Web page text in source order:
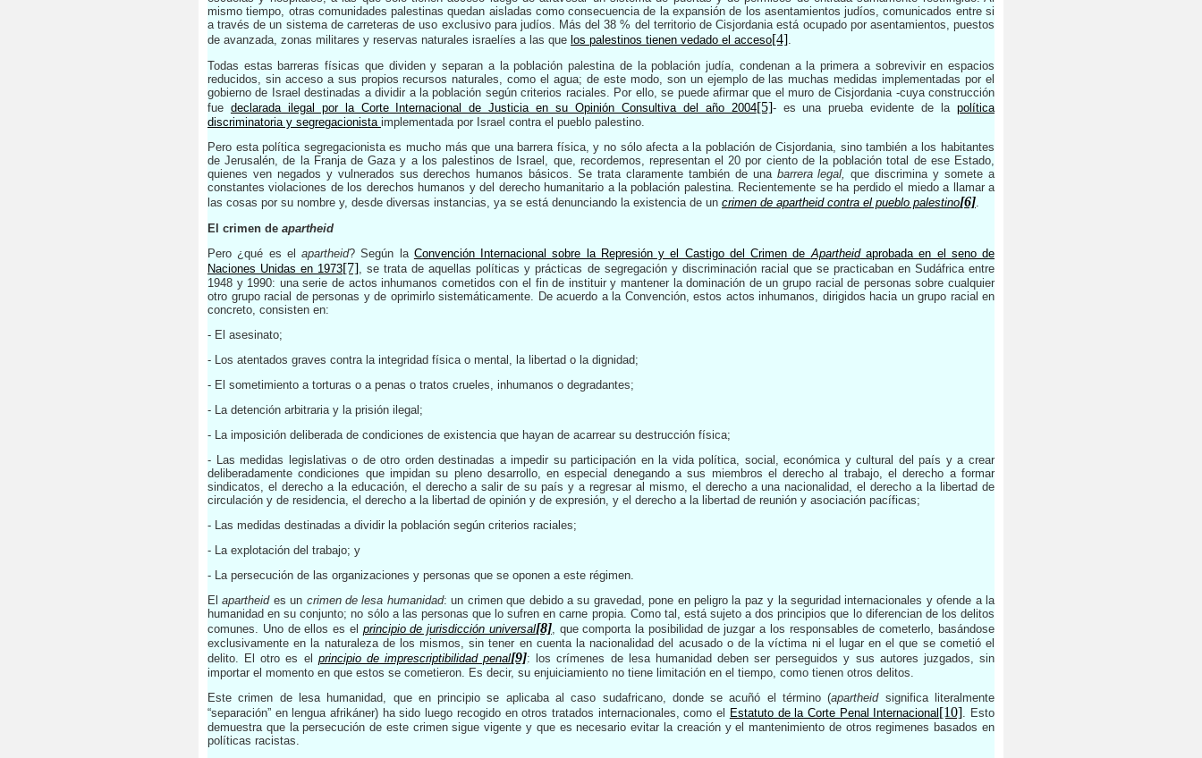
mismo tiempo, otras comunidades palestinas quedan aisladas como consecuencia de la expansión de los asentamientos judíos, comunicados entre si
a través de un sistema de carreteras de uso exclusivo para judíos. Más del 38 % del territorio de Cisjordania está ocupado por asentamientos, puestos
de avanzada, zonas militares y reservas naturales israelíes a las que los palestinos tienen vedado el acceso[4].
Todas estas barreras físicas que dividen y separan a la población palestina de la población judía, condenan a la primera a sobrevivir en espacios
reducidos, sin acceso a sus propios recursos naturales, como el agua; de este modo, son un ejemplo de las muchas medidas implementadas por el
gobierno de Israel destinadas a dividir a la población según criterios raciales. Por ello, se puede afirmar que el muro de Cisjordania -cuya construcción
fue declarada ilegal por la Corte Internacional de Justicia en su Opinión Consultiva del año 2004[5]- es una prueba evidente de lapolítica
discriminatoria y segregacionista implementada por Israel contra el pueblo palestino.
Pero esta política segregacionista es mucho más que una barrera física, y no sólo afecta a la población de Cisjordania, sino también a los habitantes
de Jerusalén, de la Franja de Gaza y a los palestinos de Israel, que, recordemos, representan el 20 por ciento de la población total de ese Estado,
quienes ven negados y vulnerados sus derechos humanos básicos. Se trata claramente también de una barrera legal, que discrimina y somete a
constantes violaciones de los derechos humanos y del derecho humanitario a la población palestina. Recientemente se ha perdido el miedo a llamar a
las cosas por su nombre y, desde diversas instancias, ya se está denunciando la existencia de un crimen de apartheid contra el pueblo palestino[6].
El crimen de apartheid
Pero ¿qué es elapartheid? Según la Convención Internacional sobre la Represión y el Castigo del Crimen deApartheidaprobada en el seno de
Naciones Unidas en 1973[7], se trata de aquellas políticas y prácticas de segregación y discriminación racial que se practicaban en Sudáfrica entre
1948 y 1990: una serie de actos inhumanos cometidos con el fin de instituir y mantener la dominación de un grupo racial de personas sobre cualquier
otro grupo racial de personas y de oprimirlo sistemáticamente. De acuerdo a la Convención, estos actos inhumanos, dirigidos hacia un grupo racial en
concreto, consisten en:
- El asesinato;
- Los atentados graves contra la integridad física o mental, la libertad o la dignidad;
- El sometimiento a torturas o a penas o tratos crueles, inhumanos o degradantes;
- La detención arbitraria y la prisión ilegal;
- La imposición deliberada de condiciones de existencia que hayan de acarrear su destrucción física;
- Las medidas legislativas o de otro orden destinadas a impedir su participación en la vida política, social, económica y cultural del país y a crear
deliberadamente condiciones que impidan su pleno desarrollo, en especial denegando a sus miembros el derecho al trabajo, el derecho a formar
sindicatos, el derecho a la educación, el derecho a salir de su país y a regresar al mismo, el derecho a una nacionalidad, el derecho a la libertad de
circulación y de residencia, el derecho a la libertad de opinión y de expresión, y el derecho a la libertad de reunión y asociación pacíficas;
- Las medidas destinadas a dividir la población según criterios raciales;
- La explotación del trabajo; y
- La persecución de las organizaciones y personas que se oponen a este régimen.
Elapartheides un crimen de lesa humanidad: un crimen que debido a su gravedad, pone en peligro la paz y la seguridad internacionales y ofende a la
humanidad en su conjunto; no sólo a las personas que lo sufren en carne propia. Como tal, está sujeto a dos principios que lo diferencian de los delitos
comunes. Uno de ellos es el principio de jurisdicción universal[8], que comporta la posibilidad de juzgar a los responsables de cometerlo, basándose
exclusivamente en la naturaleza de los mismos, sin tener en cuenta la nacionalidad del acusado o de la víctima ni el lugar en el que se cometió el
delito. El otro es el principio de imprescriptibilidad penal[9]: los crímenes de lesa humanidad deben ser perseguidos y sus autores juzgados, sin
importar el momento en que estos se cometieron. Es decir, su enjuiciamiento no tiene limitación en el tiempo, como tienen otros delitos.
Este crimen de lesa humanidad, que en principio se aplicaba al caso sudafricano, donde se acuñó el término (apartheidsignifica literalmente
“separación” en lengua afrikáner) ha sido luego recogido en otros tratados internacionales, como el
Estatuto de la Corte Penal Internacional [10]. Esto
demuestra que la persecución de este crimen sigue vigente y que es necesario evitar la creación y el mantenimiento de otros regimenes basados en
políticas racistas.